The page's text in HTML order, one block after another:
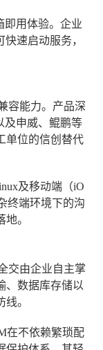
即用体验。企业
速启动服务，
容能力。产品深
及申威、鲲鹏等
单位的信创替代
及移动端（iO
终端环境下的沟
。
交由企业自主掌
、数据库存储以
。
在不依赖繁琐配